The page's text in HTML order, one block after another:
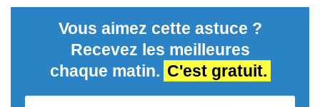
Vous aimez cette astuce ?
Recevez les meilleures
chaque matin. C'est gratuit.